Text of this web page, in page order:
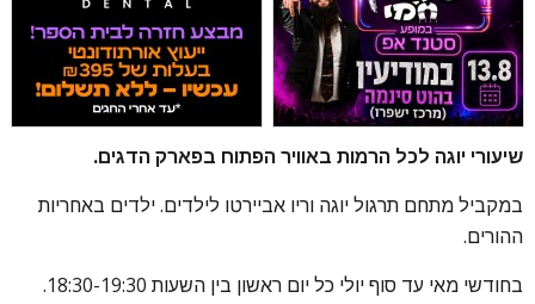
שיעורי יוגה לכל הרמות באוויר הפתוח בפארק הדגים.
במקביל מתחם תרגול יוגה וריו אביירטו לילדים. ילדים באחריות
ההורים.
בחודשי מאי עד סוף יולי כל יום ראשון בין השעות 18:30-19:30.